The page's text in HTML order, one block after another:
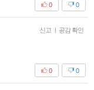
0
0
신고 | 공감 확인
0
0